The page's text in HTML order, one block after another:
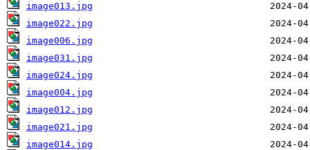
image013.jpg
image022.jpg
image006.jpg
image031.jpg
image024.jpg
image004.jpg
image012.jpg
image021.jpg
image014.jpg